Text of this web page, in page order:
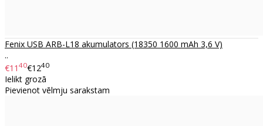
Fenix ​​USB ARB-L18 akumulators (18350 1600 mAh 3,6 V)
..
€11 40€1240
Ielikt grozā
Pievienot vēlmju sarakstam